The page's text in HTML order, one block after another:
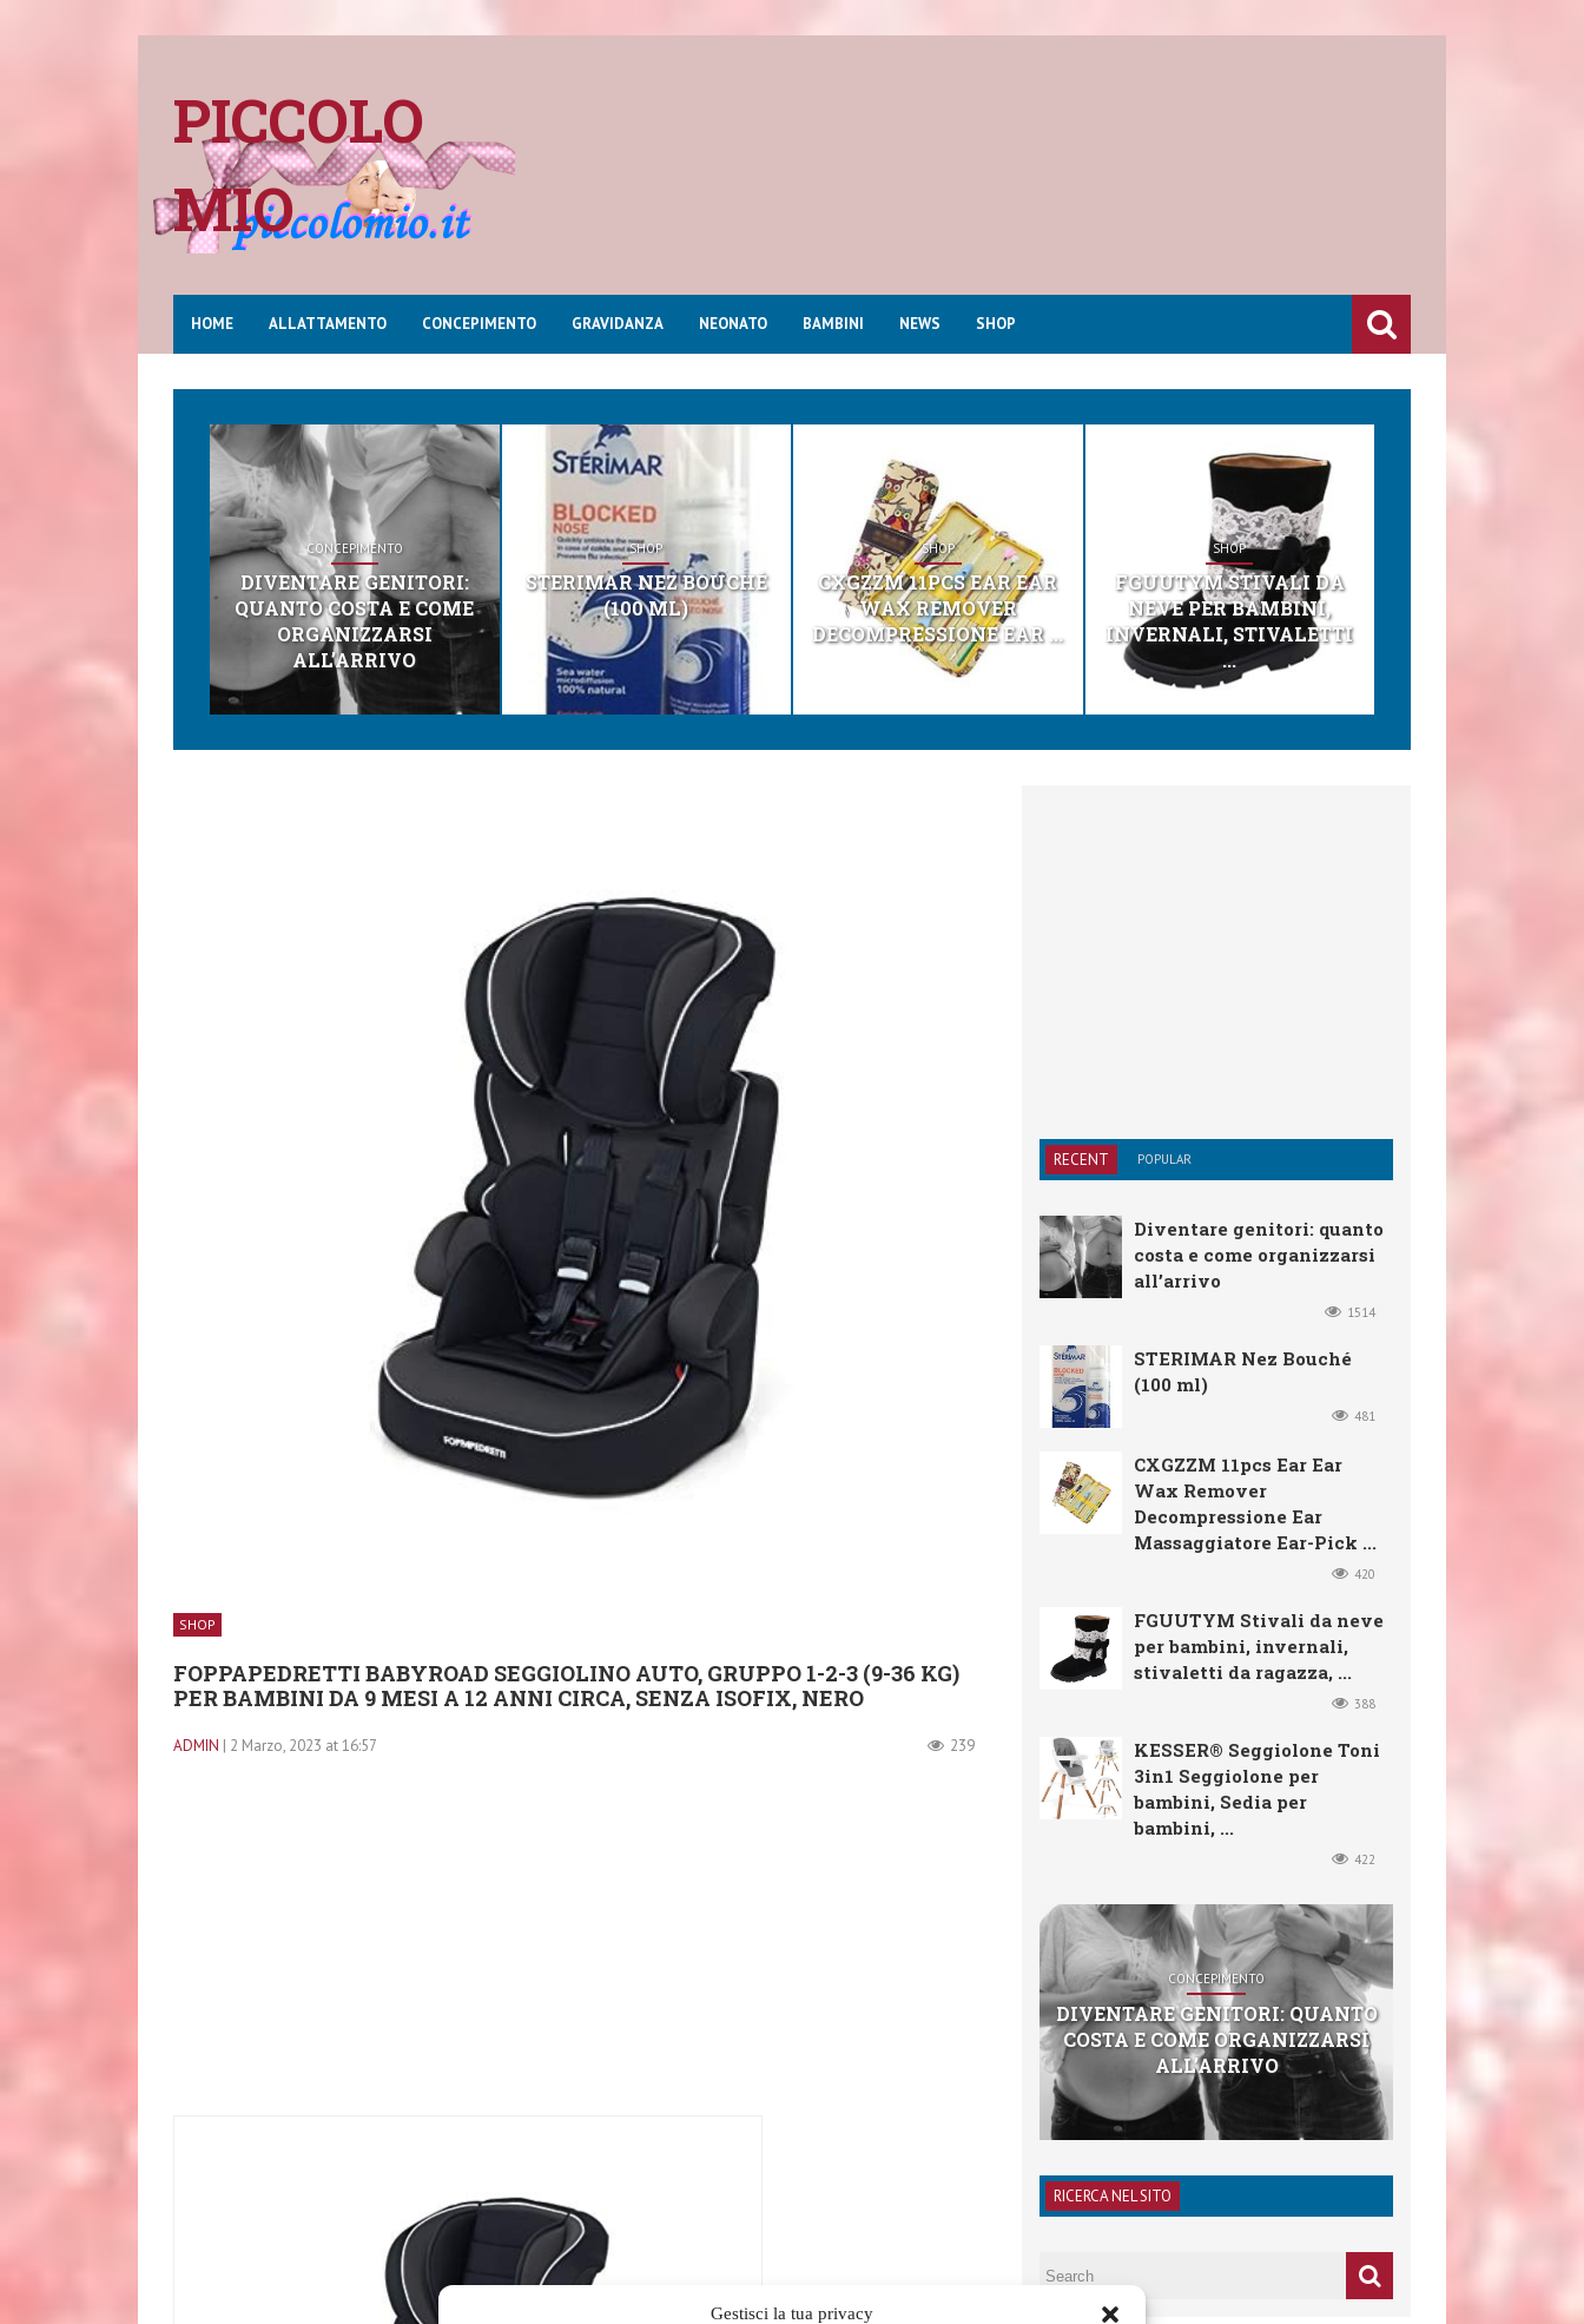
Gestisci la tua privacy
PICCOLO
MIO
HOME ALLATTAMENTO CONCEPIMENTO GRAVIDANZA NEONATO BAMBINI NEWS SHOP
CONCEPIMENTO
DIVENTARE GENITORI:
QUANTO COSTA E COME
ORGANIZZARSI
ALL’ARRIVO
SHOP
STERIMAR NEZ BOUCHÉ
(100 ML)
SHOP
CXGZZM 11PCS EAR EAR
WAX REMOVER
DECOMPRESSIONE EAR ...
SHOP
FGUUTYM STIVALI DA
NEVE PER BAMBINI,
INVERNALI, STIVALETTI
...
SHOP
FOPPAPEDRETTI BABYROAD SEGGIOLINO AUTO, GRUPPO 1-2-3 (9-36 KG)
PER BAMBINI DA 9 MESI A 12 ANNI CIRCA, SENZA ISOFIX, NERO
ADMIN | 2 Marzo, 2023 at 16:57 239
RECENT POPULAR
Diventare genitori: quanto
costa e come organizzarsi
all’arrivo
1514
STERIMAR Nez Bouché
(100 ml)
481
CXGZZM 11pcs Ear Ear
Wax Remover
Decompressione Ear
Massaggiatore Ear-Pick ...
420
FGUUTYM Stivali da neve
per bambini, invernali,
stivaletti da ragazza, ...
388
KESSER® Seggiolone Toni
3in1 Seggiolone per
bambini, Sedia per
bambini, ...
422
CONCEPIMENTO
DIVENTARE GENITORI: QUANTO
COSTA E COME ORGANIZZARSI
ALL’ARRIVO
RICERCA NEL SITO